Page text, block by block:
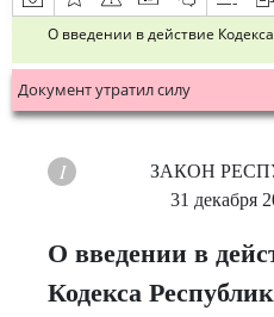
О введении в действие
Документ утратил силу
ЗАКОН
31 декабря
О введении в
Кодекса